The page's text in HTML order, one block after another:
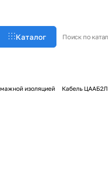
Каталог
изоляцией Кабель ЦААБ2Л